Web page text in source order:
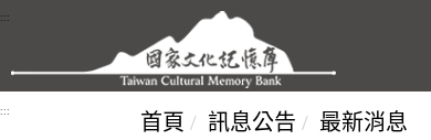
跳到主要內容區塊
:::
::: 首頁 訊息公告 最新消息